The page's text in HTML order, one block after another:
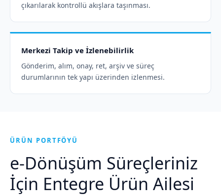
çıkarılarak kontrollü akışlara taşınması.
Merkezi Takip ve İzlenebilirlik
Gönderim, alım, onay, ret, arşiv ve süreç
durumlarının tek yapı üzerinden izlenmesi.
ÜRÜN PORTFÖYÜ
e-Dönüşüm Süreçleriniz
İçin Entegre Ürün Ailesi